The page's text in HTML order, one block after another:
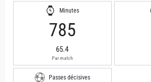
Minutes
785
65.4
Par match
Passes décisives